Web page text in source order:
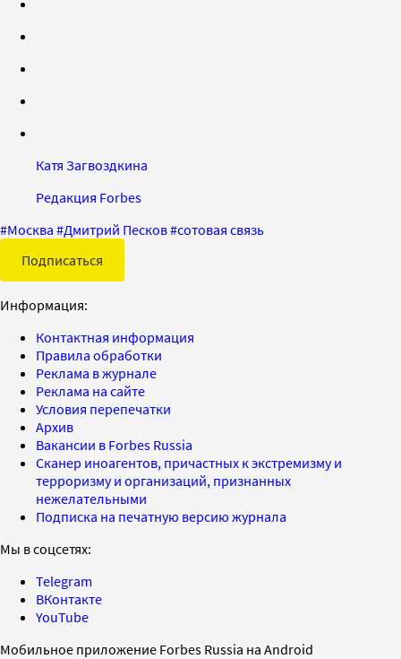
Катя Загвоздкина
Редакция Forbes
#Москва #Дмитрий Песков#сотовая связь
Подписаться
Информация:
Контактная информация
Правила обработки
Реклама в журнале
Реклама на сайте
Условия перепечатки
Архив
Вакансии в Forbes Russia
Сканер иноагентов, причастных к экстремизму и
терроризму и организаций, признанных
нежелательными
Подписка на печатную версию журнала
Мы в соцсетях:
Telegram
ВКонтакте
YouTube
Мобильное приложение Forbes Russia на Android